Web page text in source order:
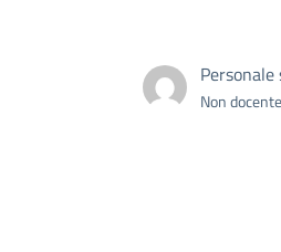
Non docente